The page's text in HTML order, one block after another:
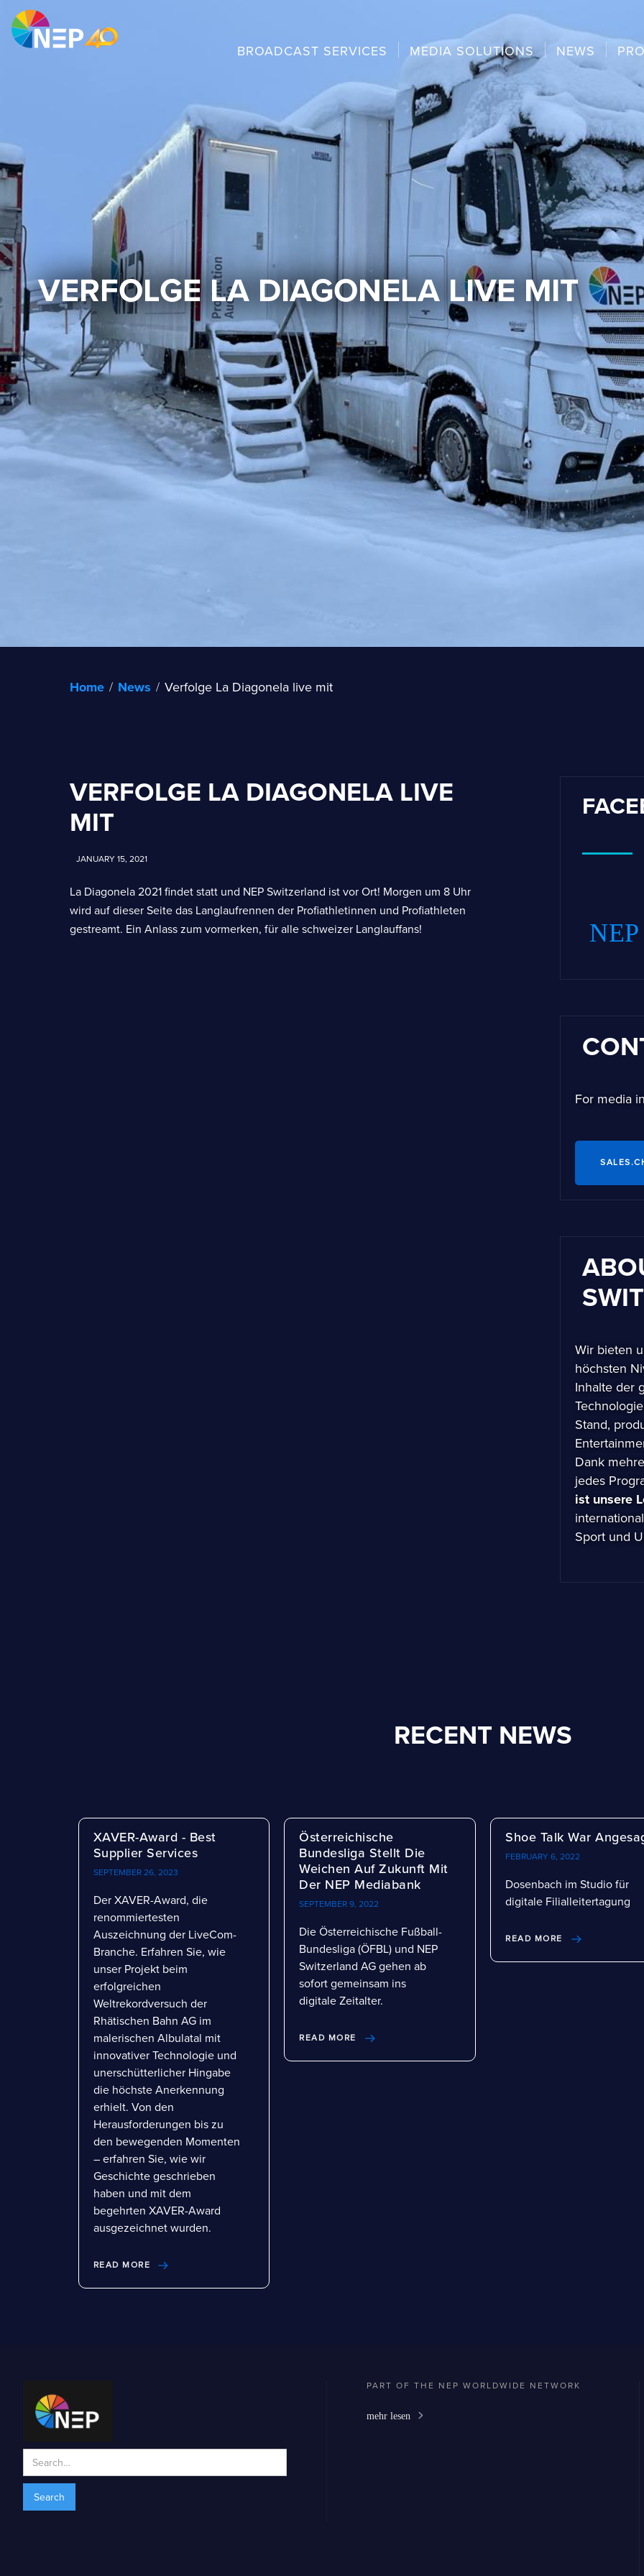
BROADCAST SERVICES MEDIA SOLUTIONS NEWS
VERFOLGE LA DIAGONELA LIVE MIT
Home / News / Verfolge La Diagonela live mit
VERFOLGE LA DIAGONELA LIVE
MIT
JANUARY 15, 2021
La Diagonela 2021 findet statt und NEP Switzerland ist vor Ort! Morgen um 8 Uhr
wird auf dieser Seite das Langlaufrennen der Profiathletinnen und Profiathleten
gestreamt. Ein Anlass zum vormerken, für alle schweizer Langlauffans!
For media
Wir bieten
höchsten
Inhalte der
Stand,
Dank
jedes
ist unsere
Sport und
RECENT NEWS
XAVER-Award - Best
Supplier Services
SEPTEMBER 26, 2023
Der XAVER-Award, die
renommiertesten
Auszeichnung der LiveCom-
Branche. Erfahren Sie, wie
unser Projekt beim
erfolgreichen
Weltrekordversuch der
Rhätischen Bahn AG im
malerischen Albulatal mit
innovativer Technologie und
unerschütterlicher Hingabe
die höchste Anerkennung
erhielt. Von den
Herausforderungen bis zu
den bewegenden Momenten
– erfahren Sie, wie wir
Geschichte geschrieben
haben und mit dem
begehrten XAVER-Award
ausgezeichnet wurden.
READ MORE
Österreichische
Bundesliga Stellt Die
Weichen Auf Zukunft Mit
Der NEP Mediabank
SEPTEMBER 9, 2022
Die Österreichische Fußball-
Bundesliga (ÖFBL) und NEP
Switzerland AG gehen ab
sofort gemeinsam ins
digitale Zeitalter.
READ MORE
Shoe Talk War
FEBRUARY 6, 2022
Dosenbach im Studio für
digitale Filialleitertagung
READ MORE
PART OF THE NEP WORLDWIDE NETWORK
mehr lesen